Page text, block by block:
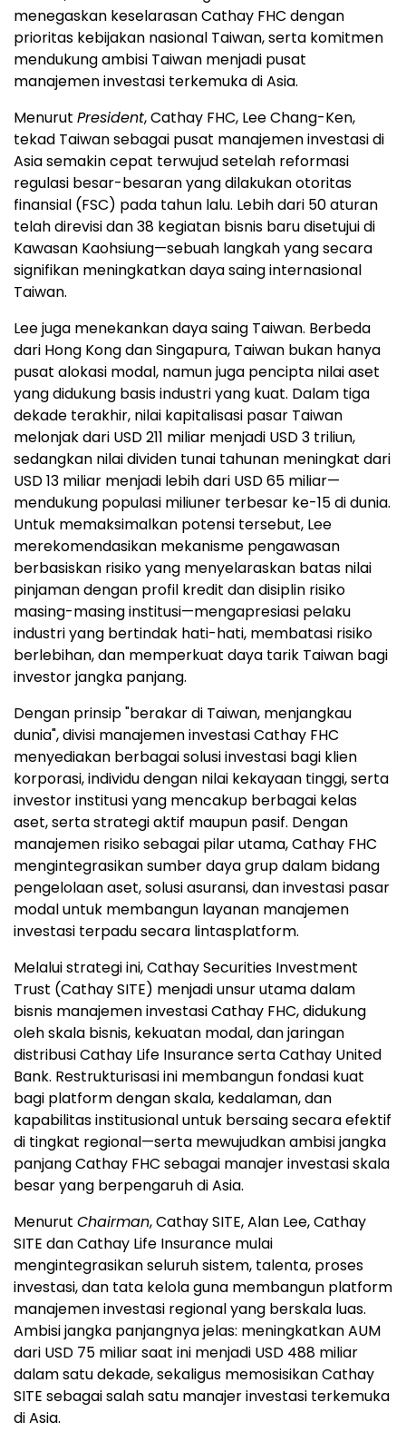
menegaskan keselarasan Cathay FHC dengan
prioritas kebijakan nasional Taiwan, serta komitmen
mendukung ambisi Taiwan menjadi pusat
manajemen investasi terkemuka di Asia.
Menurut President, Cathay FHC, Lee Chang-Ken,
tekad Taiwan sebagai pusat manajemen investasi di
Asia semakin cepat terwujud setelah reformasi
regulasi besar-besaran yang dilakukan otoritas
finansial (FSC) pada tahun lalu. Lebih dari 50 aturan
telah direvisi dan 38 kegiatan bisnis baru disetujui di
Kawasan Kaohsiung—sebuah langkah yang secara
signifikan meningkatkan daya saing internasional
Taiwan.
Lee juga menekankan daya saing Taiwan. Berbeda
dari Hong Kong dan Singapura, Taiwan bukan hanya
pusat alokasi modal, namun juga pencipta nilai aset
yang didukung basis industri yang kuat. Dalam tiga
dekade terakhir, nilai kapitalisasi pasar Taiwan
melonjak dari USD 211 miliar menjadi USD 3 triliun,
sedangkan nilai dividen tunai tahunan meningkat dari
USD 13 miliar menjadi lebih dari USD 65 miliar—
mendukung populasi miliuner terbesar ke-15 di dunia.
Untuk memaksimalkan potensi tersebut, Lee
merekomendasikan mekanisme pengawasan
berbasiskan risiko yang menyelaraskan batas nilai
pinjaman dengan profil kredit dan disiplin risiko
masing-masing institusi—mengapresiasi pelaku
industri yang bertindak hati-hati, membatasi risiko
berlebihan, dan memperkuat daya tarik Taiwan bagi
investor jangka panjang.
Dengan prinsip "berakar di Taiwan, menjangkau
dunia", divisi manajemen investasi Cathay FHC
menyediakan berbagai solusi investasi bagi klien
korporasi, individu dengan nilai kekayaan tinggi, serta
investor institusi yang mencakup berbagai kelas
aset, serta strategi aktif maupun pasif. Dengan
manajemen risiko sebagai pilar utama, Cathay FHC
mengintegrasikan sumber daya grup dalam bidang
pengelolaan aset, solusi asuransi, dan investasi pasar
modal untuk membangun layanan manajemen
investasi terpadu secara lintasplatform.
Melalui strategi ini, Cathay Securities Investment
Trust (Cathay SITE) menjadi unsur utama dalam
bisnis manajemen investasi Cathay FHC, didukung
oleh skala bisnis, kekuatan modal, dan jaringan
distribusi Cathay Life Insurance serta Cathay United
Bank. Restrukturisasi ini membangun fondasi kuat
bagi platform dengan skala, kedalaman, dan
kapabilitas institusional untuk bersaing secara efektif
di tingkat regional—serta mewujudkan ambisi jangka
panjang Cathay FHC sebagai manajer investasi skala
besar yang berpengaruh di Asia.
Menurut Chairman, Cathay SITE, Alan Lee, Cathay
SITE dan Cathay Life Insurance mulai
mengintegrasikan seluruh sistem, talenta, proses
investasi, dan tata kelola guna membangun platform
manajemen investasi regional yang berskala luas.
Ambisi jangka panjangnya jelas: meningkatkan AUM
dari USD 75 miliar saat ini menjadi USD 488 miliar
dalam satu dekade, sekaligus memosisikan Cathay
SITE sebagai salah satu manajer investasi terkemuka
di Asia.